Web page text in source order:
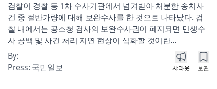
검찰이 경찰 등 1차 수사기관에서 넘겨받아 처분한 송치사
건 중 절반가량에 대해 보완수사를 한 것으로 나타났다. 검
찰 내에서는 공소청 검사의 보완수사권이 폐지되면 민생수
사 공백 및 사건 처리 지연 현상이 심화할 것이란...
By:
Press: 국민일보 샤라웃 보관